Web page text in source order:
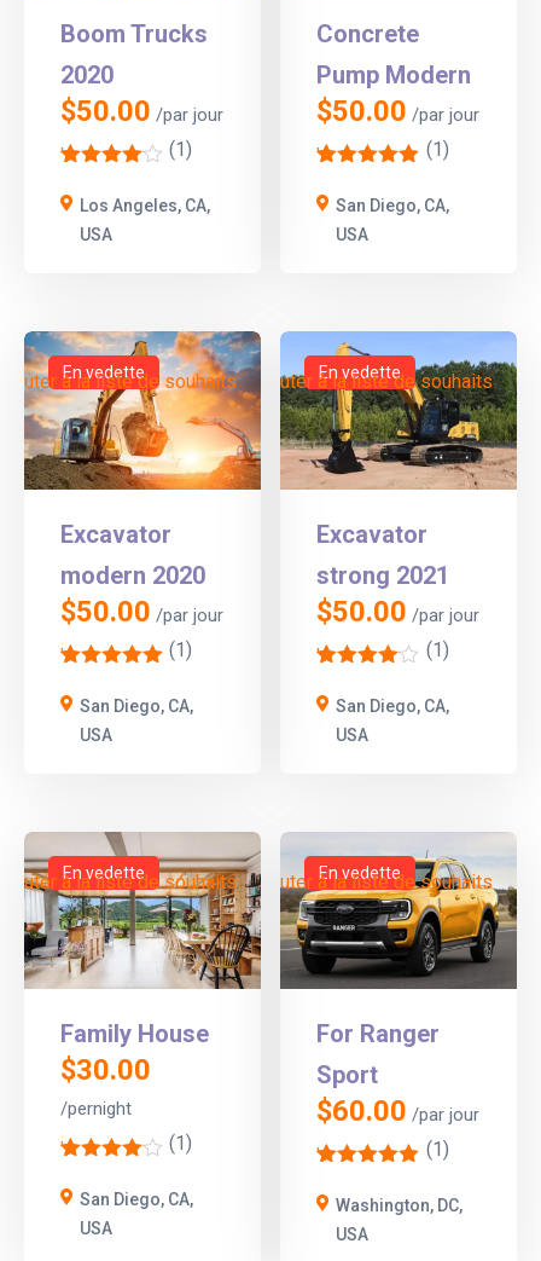
Boom Trucks
2020
$50.00 /par jour
' (1)
Los Angeles, CA,
USA
Concrete
Pump Modern
$50.00 /par jour
' (1)
San Diego, CA,
USA
à la liste de souhaits
En vedette
Excavator
modern 2020
$50.00 /par jour
' (1)
San Diego, CA,
USA
Ajouter à la liste de souhaits
En vedette
Excavator
strong 2021
$50.00 /par jour
' (1)
San Diego, CA,
USA
à la liste de souhaits
En vedette
Family House
$30.00
/pernight
' (1)
San Diego, CA,
USA
Ajouter à la liste de souhaits
En vedette
For Ranger
Sport
$60.00 /par jour
' (1)
Washington, DC,
USA